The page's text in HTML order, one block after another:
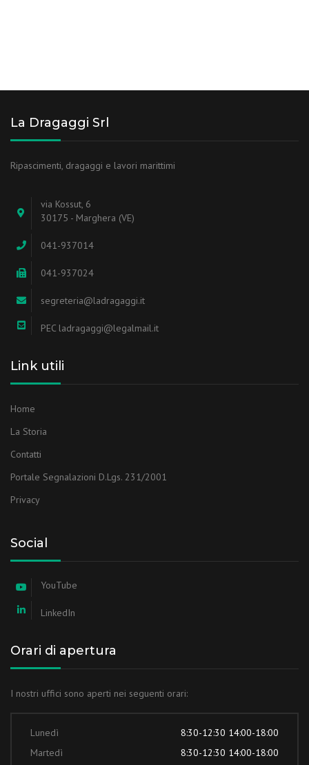
La Dragaggi Srl
Ripascimenti, dragaggi e lavori marittimi
via Kossut, 6
30175 - Marghera (VE)
041-937014
041-937024
segreteria@ladragaggi.it
PEC ladragaggi@legalmail.it
Link utili
Home
La Storia
Contatti
Portale Segnalazioni D.Lgs. 231/2001
Privacy
Social
YouTube
LinkedIn
Orari di apertura
I nostri uffici sono aperti nei seguenti orari:
Lunedì
8:30-12:30 14:00-18:00
Martedì
8:30-12:30 14:00-18:00